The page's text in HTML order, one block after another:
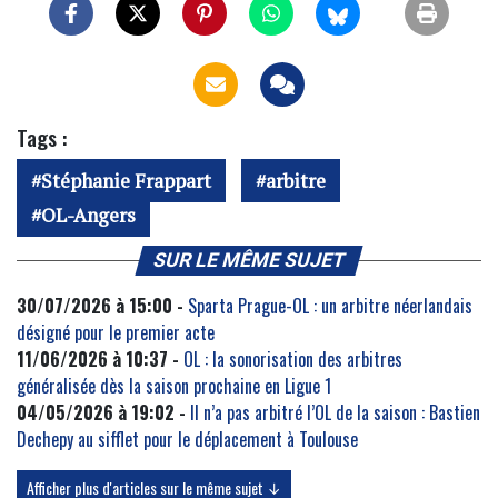
Tags :
Stéphanie Frappart
arbitre
OL-Angers
SUR LE MÊME SUJET
30/07/2026 à 15:00 - Sparta Prague-OL : un arbitre néerlandais
désigné pour le premier acte
11/06/2026 à 10:37 - OL : la sonorisation des arbitres
généralisée dès la saison prochaine en Ligue 1
04/05/2026 à 19:02 - Il n’a pas arbitré l’OL de la saison : Bastien
Dechepy au sifflet pour le déplacement à Toulouse
Afficher plus d'articles sur le même sujet ↓